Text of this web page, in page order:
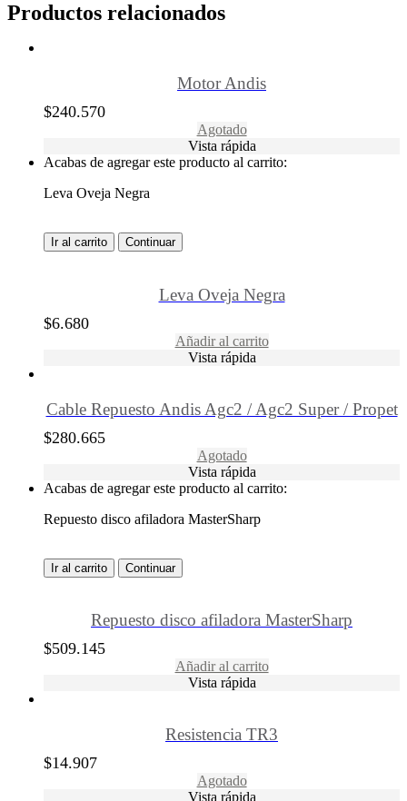
Productos relacionados
Motor Andis
$240.570
Agotado
Vista rápida
Acabas de agregar este producto al carrito:
Leva Oveja Negra
Ir al carrito Continuar
Leva Oveja Negra
$6.680
Añadir al carrito
Vista rápida
Cable Repuesto Andis Agc2 / Agc2 Super / Propet
$280.665
Agotado
Vista rápida
Acabas de agregar este producto al carrito:
Repuesto disco afiladora MasterSharp
Ir al carrito Continuar
Repuesto disco afiladora MasterSharp
$509.145
Añadir al carrito
Vista rápida
Resistencia TR3
$14.907
Agotado
Vista rápida